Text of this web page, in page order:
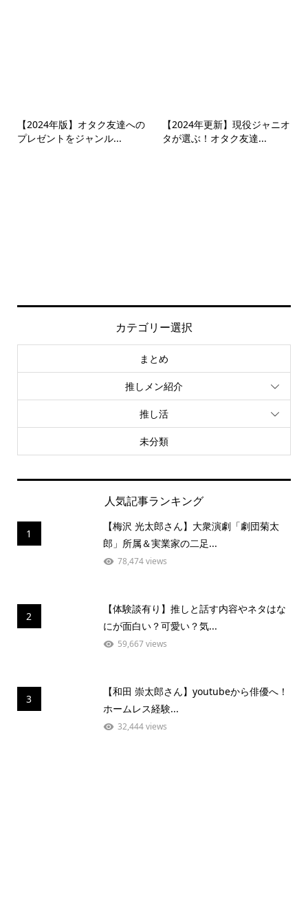
【2024年版】オタク友達への
プレゼントをジャンル...
【2024年更新】現役ジャニオ
タが選ぶ！オタク友達...
カテゴリー選択
まとめ
推しメン紹介
推し活
未分類
人気記事ランキング
1
【梅沢 光太郎さん】大衆演劇「劇団菊太
郎」所属＆実業家の二足...
78,474 views
2
【体験談有り】推しと話す内容やネタはな
にが面白い？可愛い？気...
59,667 views
3
【和田 崇太郎さん】youtubeから俳優へ！
ホームレス経験...
32,444 views